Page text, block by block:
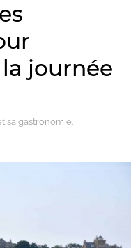
journée
sa gastronomie.